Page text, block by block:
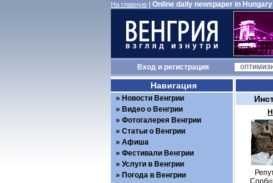
На главную Online daily newspaper in Hungary
Входи регистрация
Навигация
Новости Венгрии
Видео о Венгрии
Фотогалерея Венгрии
Статьи о Венгрии
Афиша
Фестивали Венгрии
Услуги в Венгрии
Погода в Венгрии